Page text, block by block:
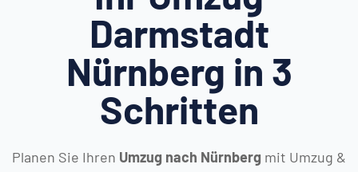
Darmstadt
Nürnberg in 3
Schritten
Planen Sie Ihren Umzug nach Nürnberg mit Umzug &